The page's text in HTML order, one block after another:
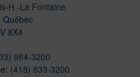
H.-La Fontaine
Québec
8X4
984-3200
(418) 833-3200